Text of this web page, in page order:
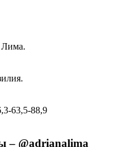
Лима.
63,5-88,9
– @adrianalima